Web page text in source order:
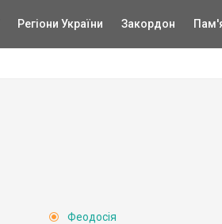
Регіони України Закордон
Феодосія